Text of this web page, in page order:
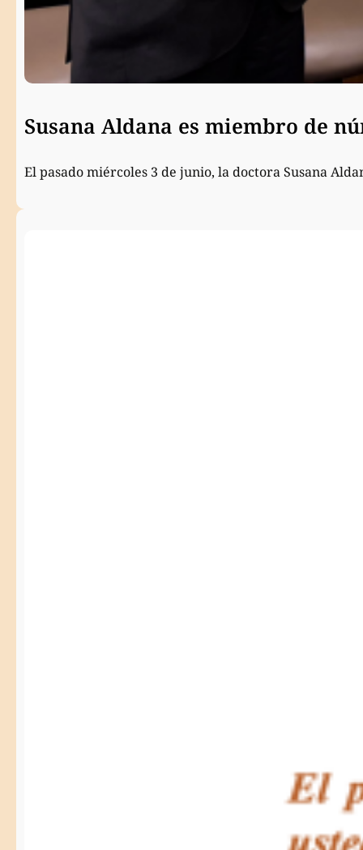
Susana Aldana es miembro de
El pasado miércoles 3 de junio, la doctora Susana